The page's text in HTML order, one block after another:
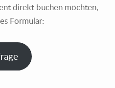
direkt buchen möchten,
Formular: